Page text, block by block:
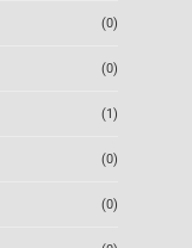
(0)
(0)
(1)
(0)
(0)